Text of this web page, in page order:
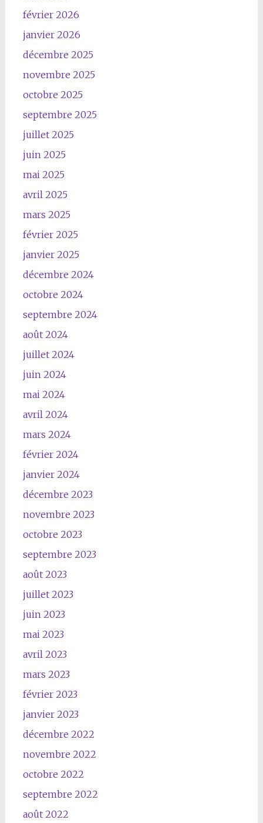
février 2026
janvier 2026
décembre 2025
novembre 2025
octobre 2025
septembre 2025
juillet 2025
juin 2025
mai 2025
avril 2025
mars 2025
février 2025
janvier 2025
décembre 2024
octobre 2024
septembre 2024
août 2024
juillet 2024
juin 2024
mai 2024
avril 2024
mars 2024
février 2024
janvier 2024
décembre 2023
novembre 2023
octobre 2023
septembre 2023
août 2023
juillet 2023
juin 2023
mai 2023
avril 2023
mars 2023
février 2023
janvier 2023
décembre 2022
novembre 2022
octobre 2022
septembre 2022
août 2022